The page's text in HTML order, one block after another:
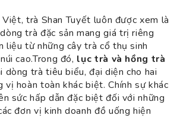
trà Shan Tuyết luôn được xem là
trà đặc sản mang giá trị riêng
liệu từ những cây trà cổ thụ sinh
cao.Trong đó, lục trà và hồng trà
dòng trà tiêu biểu, đại diện cho hai
vị hoàn toàn khác biệt. Chính sự khác
sức hấp dẫn đặc biệt đối với những
đơn vị kinh doanh đồ uống hiện